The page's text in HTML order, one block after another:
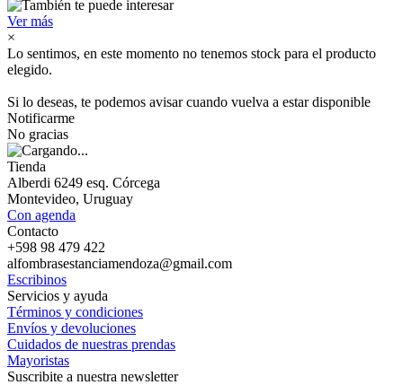
Ver más
×
Lo sentimos, en este momento no tenemos stock para el producto
elegido.
Si lo deseas, te podemos avisar cuando vuelva a estar disponible
Notificarme
No gracias
Tienda
Alberdi 6249 esq. Córcega
Montevideo, Uruguay
Con agenda
Contacto
+598 98 479 422
alfombrasestanciamendoza@gmail.com
Escribinos
Servicios y ayuda
Términos y condiciones
Envíos y devoluciones
Cuidados de nuestras prendas
Mayoristas
Suscribite a nuestra newsletter